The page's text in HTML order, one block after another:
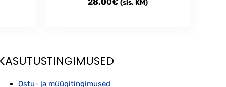
(sis. KM)
Ostu- ja müügitingimused